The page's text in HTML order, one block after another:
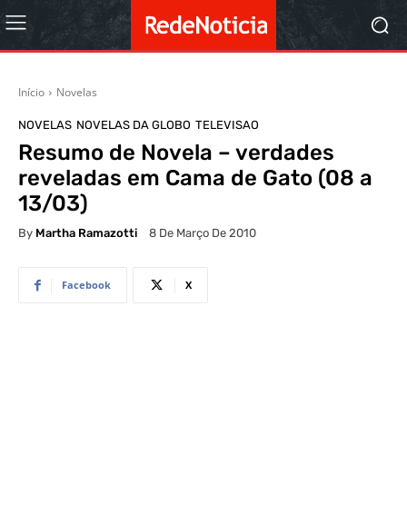
Início Novelas
NOVELAS NOVELAS DA GLOBO TELEVISAO
Resumo de Novela – verdades
reveladas em Cama de Gato (08 a
13/03)
By Martha Ramazotti 8 De Março De 2010
Facebook X